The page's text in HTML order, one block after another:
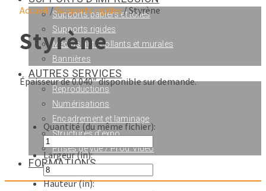
Supports papiers et toiles
Supports rigides
Médias autocollants et murales
Bannières
AUTRES SERVICES
Reproductions
Numérisations
Encadrement et laminage
Structures d’expo.
Prises de vue / Prod. vidéo
FORMATIONS
Accueil/Supports rigides/ Styrène
Styrène
Épaisseur de 0.040″ disponible sur demande.
Quantité (du même fichier):
Largeur (in):
Hauteur (in):